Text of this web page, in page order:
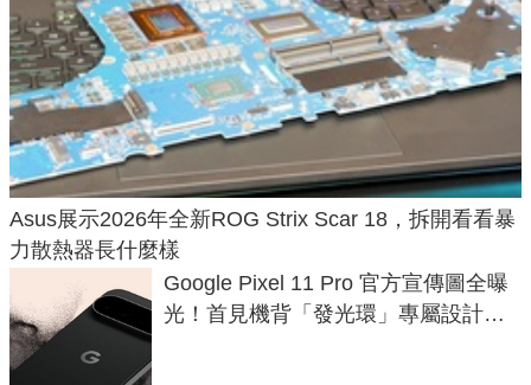
Asus展示2026年全新ROG Strix Scar 18，拆開看看暴
力散熱器長什麼樣
Google Pixel 11 Pro 官方宣傳圖全曝
光！首見機背「發光環」專屬設計、